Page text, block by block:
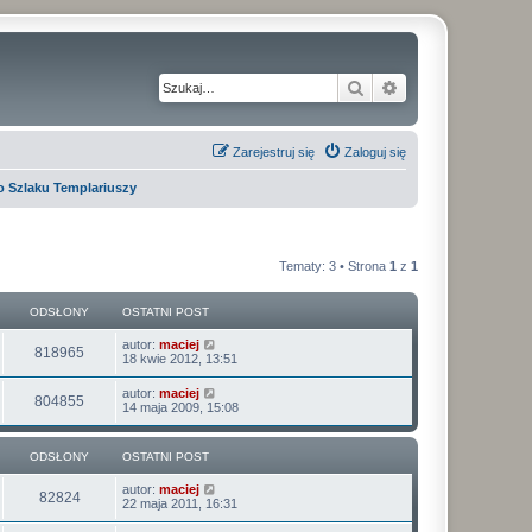
Szukaj
Zaloguj się
Zarejestruj się
Szlaku Templariuszy
Tematy: 3 • Strona 1 z 1
ODSŁONY OSTATNI POST
818965
d
o
O
s
t
n
i
o
s
t
autor: maciej
18 kwie 2012, 13:51
804855
d
s
o
O
s
a
n
i
p
o
s
autor: maciej
14 maja 2009, 15:08
ODSŁONY OSTATNI POST
82824O
d
O
s
autor: maciej
22 maja 2011, 16:31